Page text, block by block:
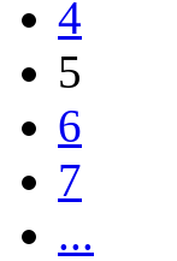
4
5
6
7
...